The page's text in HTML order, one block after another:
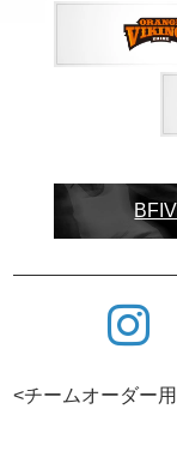
<チームオーダー